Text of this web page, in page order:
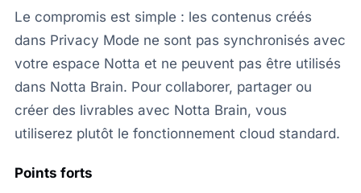
Le compromis est simple : les contenus créés
dans Privacy Mode ne sont pas synchronisés avec
votre espace Notta et ne peuvent pas être utilisés
dans Notta Brain. Pour collaborer, partager ou
créer des livrables avec Notta Brain, vous
utiliserez plutôt le fonctionnement cloud standard.
Points forts